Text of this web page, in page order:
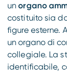
unorgano
costituito sia
figure esterne.
un organo di
collegiale. La
identificabile,